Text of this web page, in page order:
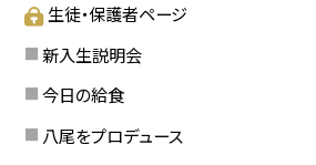
生徒・保護者ページ
新入生説明会
今日の給食
八尾をプロデュース